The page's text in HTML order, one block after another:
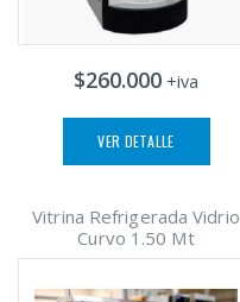
$260.000 +iva
VER DETALLE
Vitrina Refrigerada Vidrio
Curvo 1.50 Mt